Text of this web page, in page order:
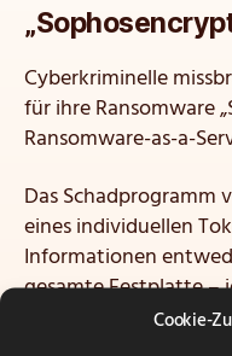
Cookie-
Cyberkriminelle
für ihre Ransomware
Ransomware-as-a-
Das Schadprogramm
eines individuellen
Informationen
gesamte Festplatte –
Anwenders. Sollte